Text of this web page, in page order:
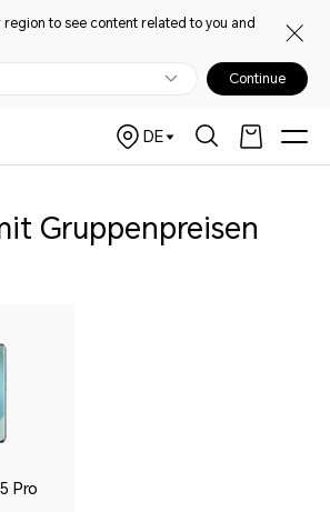
to see content related to you and
Continue
DE
Gruppenpreisen
Pro